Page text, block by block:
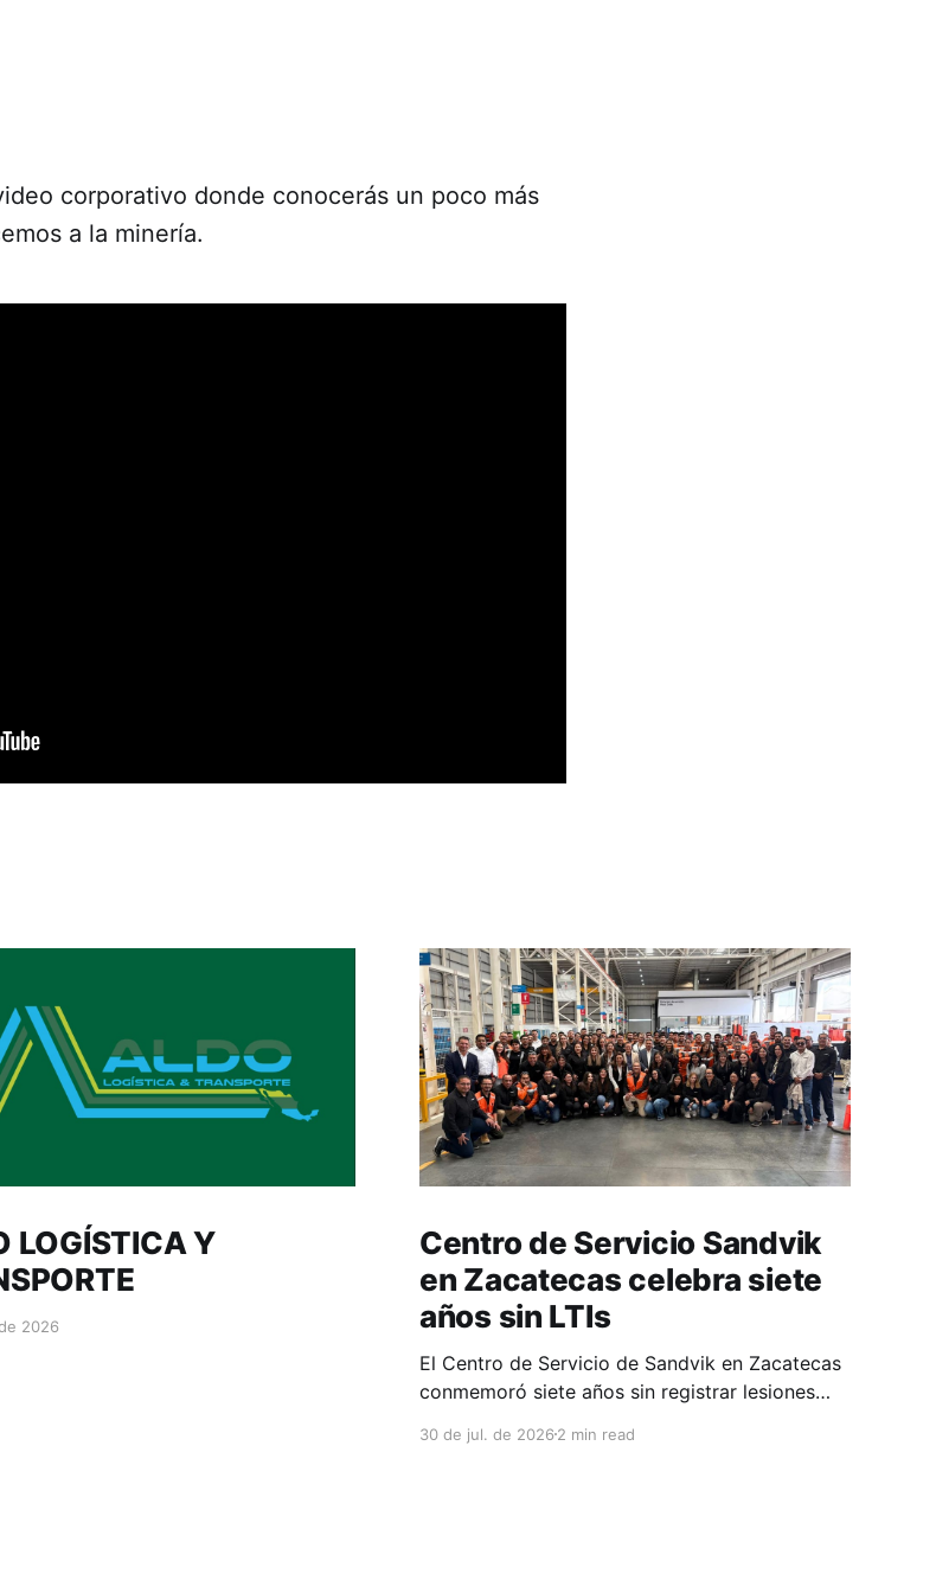
corporativo donde conocerás un poco más
a la minería.
LOGÍSTICA Y
2026
Centro de Servicio Sandvik
en Zacatecas celebra siete
años sin LTIs
El Centro de Servicio de Sandvik en Zacatecas
conmemoró siete años sin registrar lesiones
la consolidación de una cultura de seguridad
30 de jul. de 20262 min read